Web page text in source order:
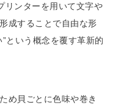
リンターを用いて文字や
成することで自由な形
という概念を覆す革新的
め貝ごとに色味や巻き